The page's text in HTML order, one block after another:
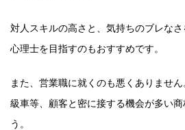
対人スキルの高さと、気持ちのブレな
心理士を目指すのもおすすめです。
また、営業職に就くのも悪くありませ
級車等、顧客と密に接する機会が多い
う。